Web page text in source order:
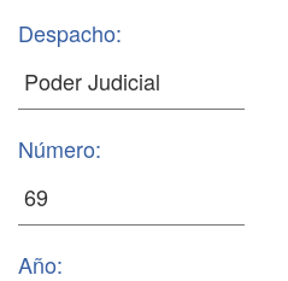
Despacho:
Número:
Año: